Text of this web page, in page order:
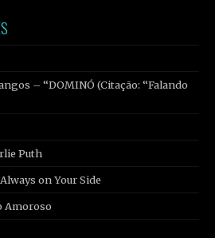
– “DOMINÓ (Citação: “Falando
Puth
on Your Side
Amoroso